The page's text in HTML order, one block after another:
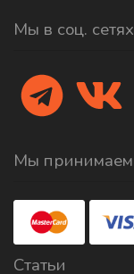
Мы в соц. сетях
Мы принимаем
Статьи